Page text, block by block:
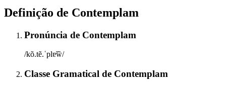
Definição de Contemplam
Pronúncia de Contemplam
/kõ.tẽ.ˈplɐ̃w̃/
Classe Gramatical de Contemplam